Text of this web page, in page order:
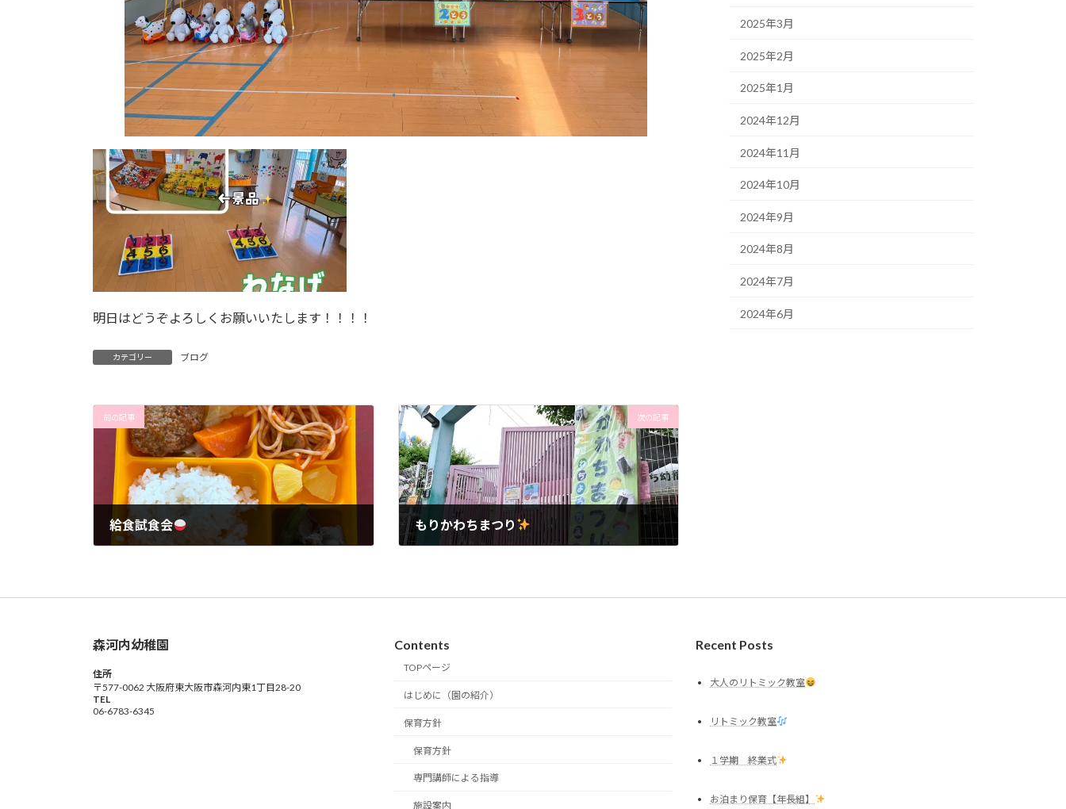
明日はどうぞよろしくお願いいたします！！！！
カテゴリー ブログ
前の記事
給食試食会
次の記事
もりかわちまつり
2025年3月
2025年2月
2025年1月
2024年12月
2024年11月
2024年10月
2024年9月
2024年8月
2024年7月
2024年6月
森河内幼稚園
住所
〒577-0062 大阪府東大阪市森河内東1丁目28-20
TEL
06-6783-6345
Contents
TOPページ
はじめに（園の紹介）
保育方針
保育方針
専門講師による指導
施設案内
Recent Posts
大人のリトミック教室
リトミック教室
１学期 終業式
お泊まり保育【年長組】